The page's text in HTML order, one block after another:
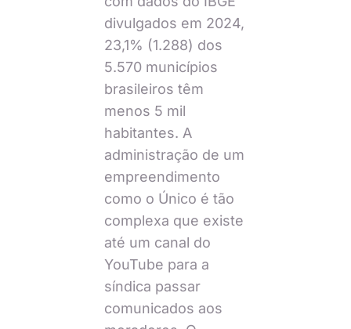
divulgados em 2024,
23,1% (1.288) dos
5.570 municípios
brasileiros têm
menos 5 mil
habitantes. A
administração de um
empreendimento
como o Único é tão
complexa que existe
até um canal do
YouTube para a
síndica passar
comunicados aos